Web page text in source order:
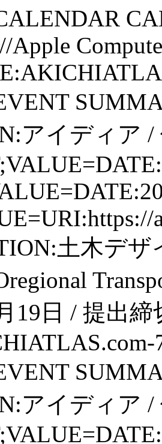
Apple
アイディア /
土木デ
19日 / 提出
アイディア /